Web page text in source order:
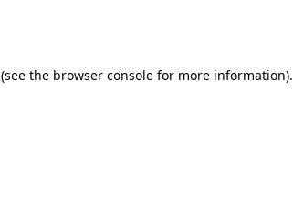
(see the browser console for more information).